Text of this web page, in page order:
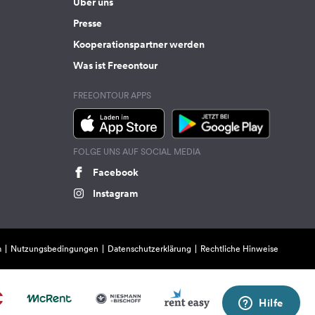
Presse
Kooperationspartner werden
Was ist Freeontour
FREEONTOUR APPS
FOLGE UNS AUF SOCIAL MEDIA
Facebook
Instagram
Nutzungsbedingungen Datenschutzerklärung Rechtliche Hinweise
Hilfe